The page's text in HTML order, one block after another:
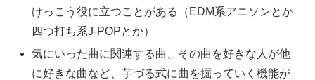
けっこう役に立つことがある（EDM系アニソンとか
四つ打ち系J-POPとか）
気にいった曲に関連する曲、その曲を好きな人が他
に好きな曲など、芋づる式に曲を掘っていく機能が